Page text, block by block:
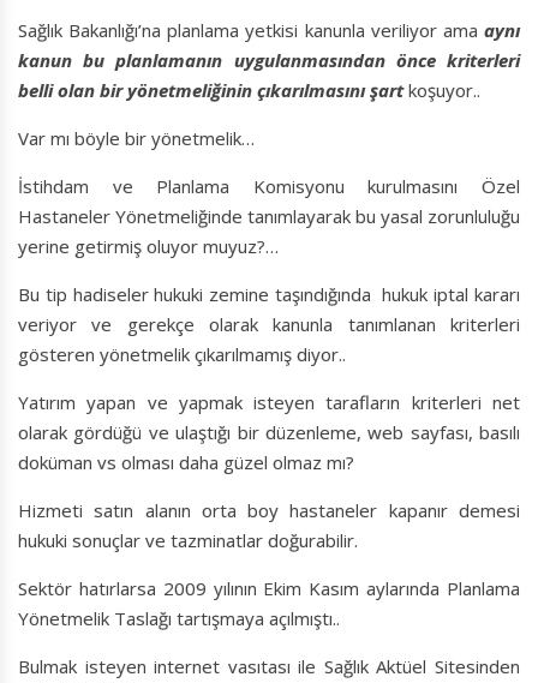
Sağlık Bakanlığı’na planlama yetkisi kanunla veriliyor ama aynı
kanun bu planlamanın uygulanmasından önce kriterleri
belli olan bir yönetmeliğinin çıkarılmasını şartkoşuyor..
Var mı böyle bir yönetmelik…
İstihdam ve Planlama Komisyonu kurulmasını Özel
Hastaneler Yönetmeliğinde tanımlayarak bu yasal zorunluluğu
yerine getirmiş oluyor muyuz?…
Bu tip hadiseler hukuki zemine taşındığında hukuk iptal kararı
veriyor ve gerekçe olarak kanunla tanımlanan kriterleri
gösteren yönetmelik çıkarılmamış diyor..
Yatırım yapan ve yapmak isteyen tarafların kriterleri net
olarak gördüğü ve ulaştığı bir düzenleme, web sayfası, basılı
doküman vs olması daha güzel olmaz mı?
Hizmeti satın alanın orta boy hastaneler kapanır demesi
hukuki sonuçlar ve tazminatlar doğurabilir.
Sektör hatırlarsa 2009 yılının Ekim Kasım aylarında Planlama
Yönetmelik Taslağı tartışmaya açılmıştı..
Bulmak isteyen internet vasıtası ile Sağlık Aktüel Sitesinden